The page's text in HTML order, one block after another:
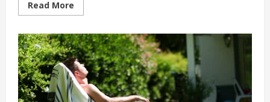
Read More
more
Cara
Hidup
Bahagia
Agar
Selalu
Merasa
Cukup
dan